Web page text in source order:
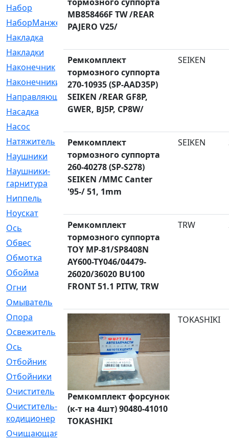
Набор
[6]
НаборМанжетГТЦ
[33]
Накладка
Накладки
[1]
Наконечник
Наконечники
[119]
Направляющая
[43]
Насадка
[16]
Насос
Натяжитель
[125]
Наушники
[8]
Наушники-
гарнитура
[2]
Ниппель
[1]
Ноускат
[53]
Оcь
[2]
Обвес
[3]
Обмотка
[4]
Обойма
[14]
Огни
[1]
Омыватель
Опора
[1]
Освежитель
[1]
Ось
[4]
Отбойник
[287]
Отбойники
[80]
Очиститель
[15]
Очиститель-
кодиционер
[1]
Очищающая
тормозного суппорта
MB858466F TW /REAR
PAJERO V25/
Ремкомплект
тормозного суппорта
270-10935 (SP-AAD35P)
SEIKEN /REAR GF8P,
GWER, BJ5P, CP8W/
SEIKEN
Ремкомплект
тормозного суппорта
260-40278 (SP-S278)
SEIKEN /MMC Canter
'95-/ 51, 1mm
SEIKEN
Ремкомплект
тормозного суппорта
TOY MP-81/SP8408N
AY600-TY046/04479-
26020/36020 BU100
FRONT 51.1 PITW, TRW
TRW
Ремкомплект форсунок
(к-т на 4шт) 90480-41010
TOKASHIKI
TOKASHIKI